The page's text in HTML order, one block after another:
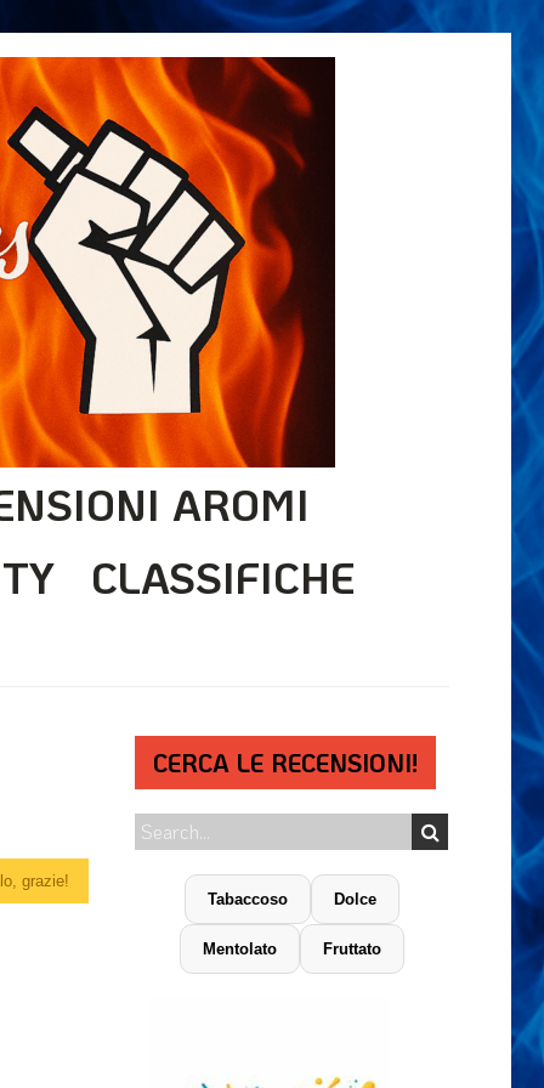
AROMI
CLASSIFICHE
grazie!
CERCA LE RECENSIONI!
Tabaccoso Dolce
Mentolato Fruttato